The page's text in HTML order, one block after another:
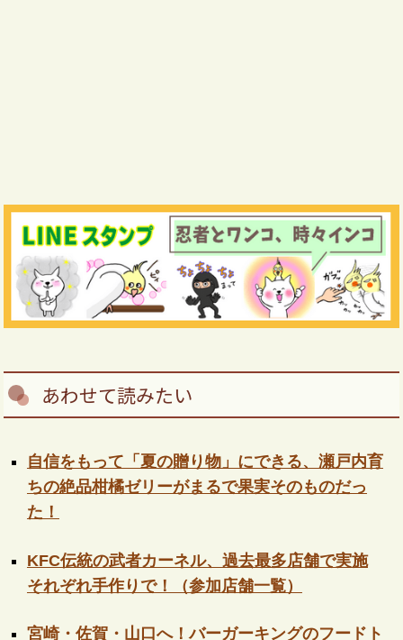
あわせて読みたい
自信をもって「夏の贈り物」にできる、瀬戸内育
ちの絶品柑橘ゼリーがまるで果実そのものだっ
た！
KFC伝統の武者カーネル、過去最多店舗で実施
それぞれ手作りで！（参加店舗一覧）
宮崎・佐賀・山口へ！バーガーキングのフードト